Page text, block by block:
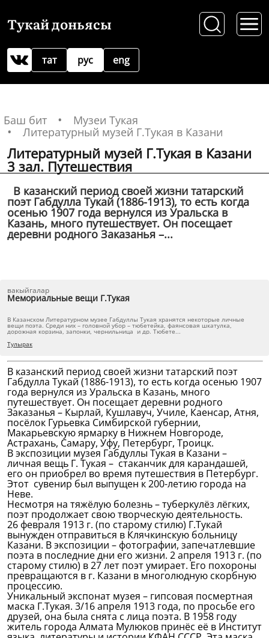
Тукай доньясы
рус
тат eng
Баш бит
Музеи Тукая
Литературный музей Г.Тукая в Казани
Литературный музей Г.Тукая в Казани
3 зал. Путешествия
В казанский период своей жизни татарский
поэт Габдулла Тукай (1886-1913), то есть когда
осенью 1907 года вернулся из Уральска в
Казань, много путешествует. Он посещает
деревни родного Заказанья –...
вакыйгалар
Мемориальные вещи Г.Тукая
В Казанском Литературном музее Габдуллы Тукая хранятся некоторые личные
вещи поэта. Среди них – головной убор – тюбетейка, фаянсовая шкатулка,
дорожная корзина, запонки, чернильница и др. Тюбете...
Тулырак
В казанский период своей жизни татарский поэт
Габдулла Тукай (1886-1913), то есть когда осенью 1907
года вернулся из Уральска в Казань, много
путешествует. Он посещает деревни родного
Заказанья – Кырлай, Кушлавуч, Училе, Каенсар, Атня,
посёлок Гурьевка Симбирской губернии,
Макарьевскую ярмарку в Нижнем Новгороде,
Астрахань, Самару, Уфу, Петербург, Троицк.
В экспозиции музея Габдуллы Тукая в Казани –
личная вещь Г. Тукая – стаканчик для карандашей,
его он приобрел во время путешествия в Петербург.
Этот сувенир был выпущен к 200-летию города на
Неве.
Несмотря на тяжёлую болезнь – туберкулёз лёгких,
поэт продолжает свою творческую деятельность.
26 февраля 1913 г. (по старому стилю) Г.Тукай
вынужден отправиться в Клячкинскую больницу
Казани. В экспозиции – фотографии, запечатлевшие
поэта в последние дни его жизни. 2 апреля 1913 г. (по
старому стилю) в 27 лет поэт умирает. Его похороны
превращаются в г. Казани в многолюдную скорбную
процессию.
Уникальный экспонат музея – гипсовая посмертная
маска Г.Тукая. 3/16 апреля 1913 года, по просьбе его
друзей, она была снята с лица поэта. В 1958 году
житель города Алмата Мулюков принёс её в Институт